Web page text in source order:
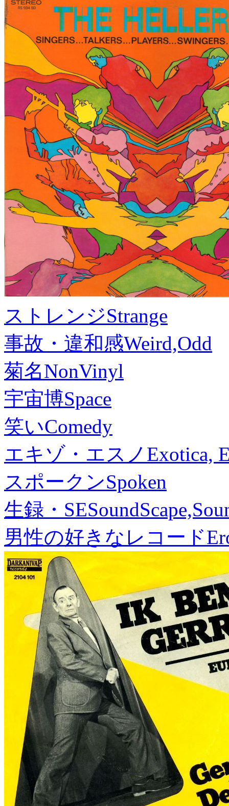
ストレンジStrange
事故・違和感Weird,Odd
菊名NonVinyl
宇宙博Space
笑いComedy
エキゾ・エスノ Exotica,
スポークンSpoken
生録・SE
男性の好きなレコード